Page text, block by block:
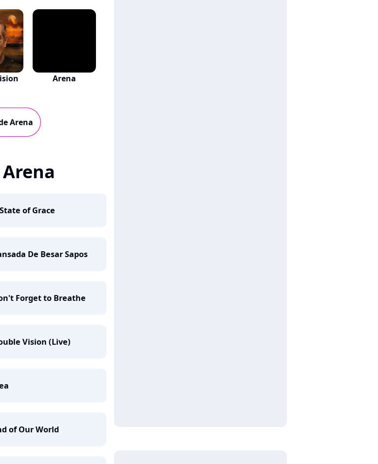
Arena
Arena
of Grace
De Besar Sapos
Forget to Breathe
Vision (Live)
of Our World